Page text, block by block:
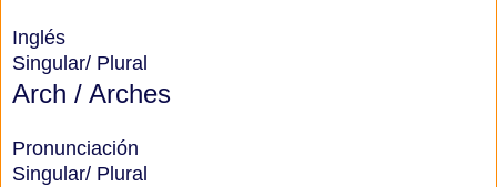
Inglés
Singular/ Plural
Arch / Arches
Pronunciación
Singular/ Plural